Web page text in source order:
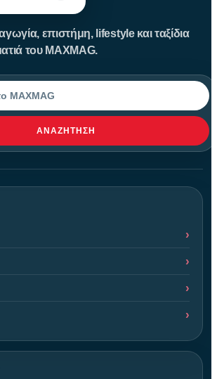
επιστήμη, lifestyle και ταξίδια
του MAXMAG.
ΑΝΑΖΉΤΗΣΗ